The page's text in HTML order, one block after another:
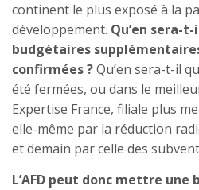
continent le plus exposé à la
développement. Qu’en sera-
budgétaires
confirmées ?Qu’en sera-t-il
été fermées, ou dans le
Expertise France, filiale plus
elle-même par la réduction
et demain par celle des
L’AFD peut donc mettre une